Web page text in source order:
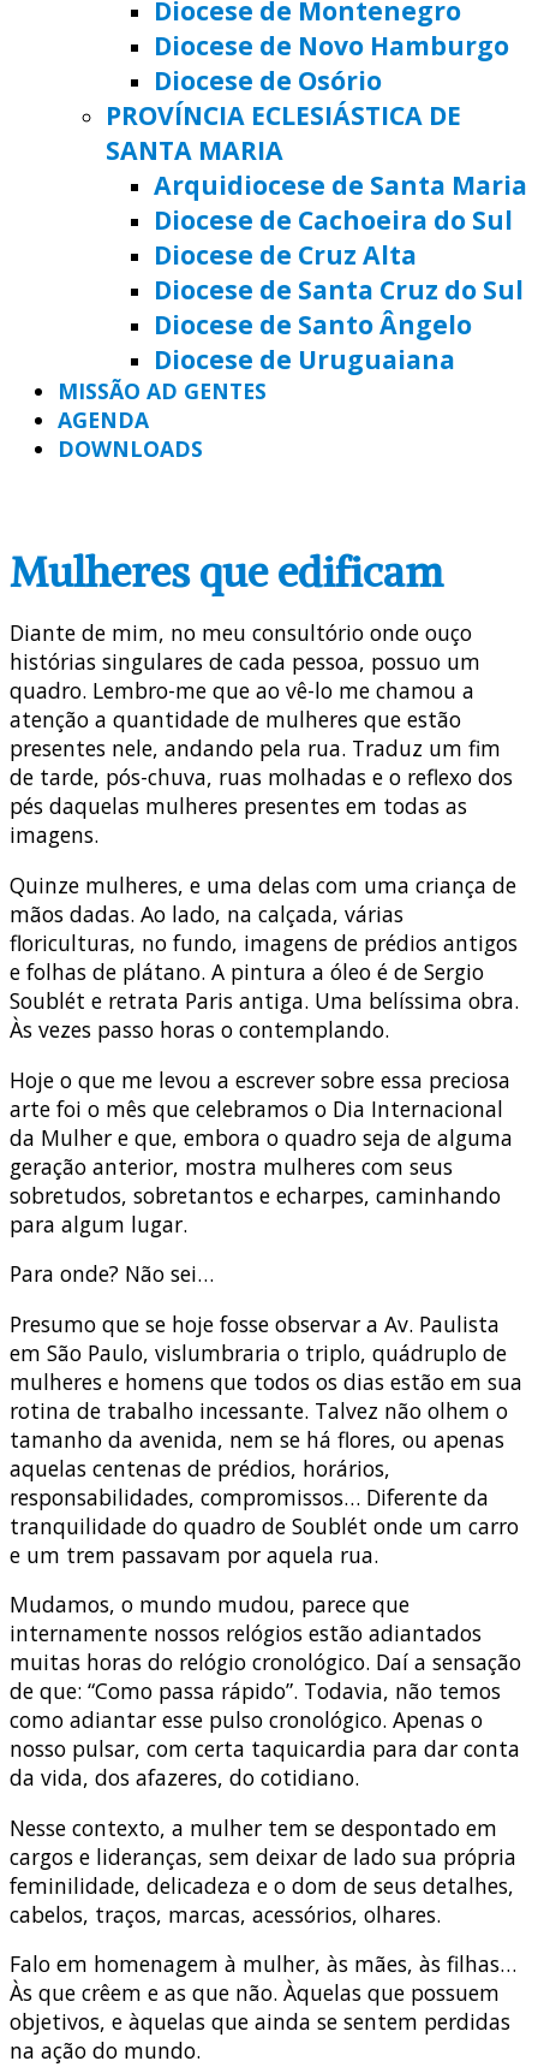
Diocese de Montenegro
Diocese de Novo Hamburgo
Diocese de Osório
PROVÍNCIA ECLESIÁSTICA DE
SANTA MARIA
Arquidiocese de Santa Maria
Diocese de Cachoeira do Sul
Diocese de Cruz Alta
Diocese de Santa Cruz do Sul
Diocese de Santo Ângelo
Diocese de Uruguaiana
MISSÃO AD GENTES
AGENDA
DOWNLOADS
Mulheres que edificam
Diante de mim, no meu consultório onde ouço
histórias singulares de cada pessoa, possuo um
quadro. Lembro-me que ao vê-lo me chamou a
atenção a quantidade de mulheres que estão
presentes nele, andando pela rua. Traduz um fim
de tarde, pós-chuva, ruas molhadas e o reflexo dos
pés daquelas mulheres presentes em todas as
imagens.
Quinze mulheres, e uma delas com uma criança de
mãos dadas. Ao lado, na calçada, várias
floriculturas, no fundo, imagens de prédios antigos
e folhas de plátano. A pintura a óleo é de Sergio
Soublét e retrata Paris antiga. Uma belíssima obra.
Às vezes passo horas o contemplando.
Hoje o que me levou a escrever sobre essa preciosa
arte foi o mês que celebramos o Dia Internacional
da Mulher e que, embora o quadro seja de alguma
geração anterior, mostra mulheres com seus
sobretudos, sobretantos e echarpes, caminhando
para algum lugar.
Para onde? Não sei…
Presumo que se hoje fosse observar a Av. Paulista
em São Paulo, vislumbraria o triplo, quádruplo de
mulheres e homens que todos os dias estão em sua
rotina de trabalho incessante. Talvez não olhem o
tamanho da avenida, nem se há flores, ou apenas
aquelas centenas de prédios, horários,
responsabilidades, compromissos… Diferente da
tranquilidade do quadro de Soublét onde um carro
e um trem passavam por aquela rua.
Mudamos, o mundo mudou, parece que
internamente nossos relógios estão adiantados
muitas horas do relógio cronológico. Daí a sensação
de que: “Como passa rápido”. Todavia, não temos
como adiantar esse pulso cronológico. Apenas o
nosso pulsar, com certa taquicardia para dar conta
da vida, dos afazeres, do cotidiano.
Nesse contexto, a mulher tem se despontado em
cargos e lideranças, sem deixar de lado sua própria
feminilidade, delicadeza e o dom de seus detalhes,
cabelos, traços, marcas, acessórios, olhares.
Falo em homenagem à mulher, às mães, às filhas…
Às que crêem e as que não. Àquelas que possuem
objetivos, e àquelas que ainda se sentem perdidas
na ação do mundo.